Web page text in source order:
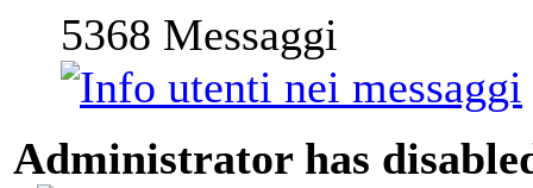
5368 Messaggi
Administrator has